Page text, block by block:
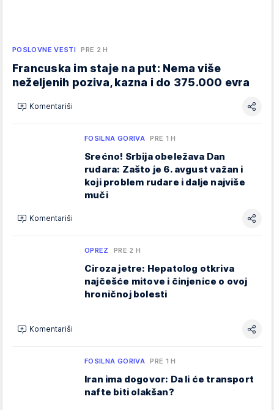
POSLOVNE VESTI PRE 2 H
Francuska im staje na put: Nema više
neželjenih poziva, kazna i do 375.000 evra
Komentariši
FOSILNA GORIVA PRE 1 H
Srećno! Srbija obeležava Dan
rudara: Zašto je 6. avgust važan i
koji problem rudare i dalje najviše
muči
Komentariši
OPREZ PRE 2 H
Ciroza jetre: Hepatolog otkriva
najčešće mitove i činjenice o ovoj
hroničnoj bolesti
Komentariši
FOSILNA GORIVA PRE 1 H
Iran ima dogovor: Da li će transport
nafte biti olakšan?